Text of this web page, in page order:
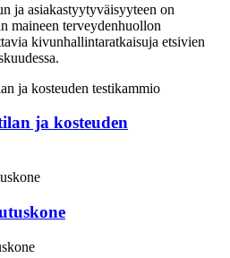
ja asiakastyytyväisyyteen on
maineen terveydenhuollon
kivunhallintaratkaisuja etsivien
ja kosteuden